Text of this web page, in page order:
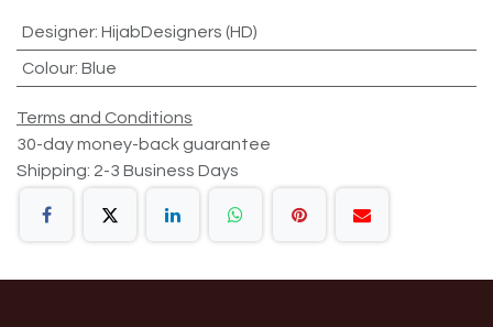
Designer: HijabDesigners (HD)
Colour: Blue
Terms and Conditions
30-day money-back guarantee
Shipping: 2-3 Business Days